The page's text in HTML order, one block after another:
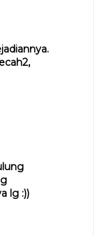
lg :))